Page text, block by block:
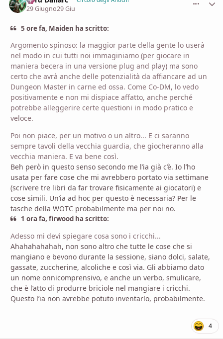
29 Giugno29 Giu
5 ore fa, Maiden ha scritto:
Argomento spinoso: la maggior parte della gente lo userà
nel modo in cui tutti noi immaginiamo (per giocare in
maniera becera in una versione plug and play) ma sono
certo che avrà anche delle potenzialità da affiancare ad un
Dungeon Master in carne ed ossa. Come Co-DM, lo vedo
positivamente e non mi dispiace affatto, anche perché
potrebbe alleggerire certe questioni in modo pratico e
veloce.
Poi non piace, per un motivo o un altro... E ci saranno
sempre tavoli della vecchia guardia, che giocheranno alla
vecchia maniera. E va bene così.
Beh però in questo senso secondo me l’ia già c’è. Io l’ho
usata per fare cose che mi avrebbero portato via settimane
(scrivere tre libri da far trovare fisicamente ai giocatori) e
cose simili. Un’ia ad hoc per questo è necessaria? Per le
tasche della WOTC probabilmente ma per noi no.
1 ora fa, firwood ha scritto:
Adesso mi devi spiegare cosa sono i cricchi...
Ahahahahahah, non sono altro che tutte le cose che si
mangiano e bevono durante la sessione, siano dolci, salate,
gassate, zuccherine, alcoliche e così via. Gli abbiamo dato
un nome onnicomprensivo, e anche un verbo, smulicare,
che è l’atto di produrre briciole nel mangiare i cricchi.
Questo l’ia non avrebbe potuto inventarlo, probabilmente.
4